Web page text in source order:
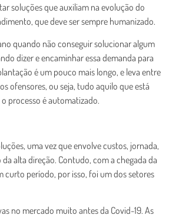
soluções que auxiliam na evolução do
que deve ser sempre humanizado.
quando não conseguir solucionar algum
dizer e encaminhar essa demanda para
é um pouco mais longo, e leva entre
ofensores, ou seja, tudo aquilo que está
processo é automatizado.
uma vez que envolve custos, jornada,
alta direção. Contudo, com a chegada da
curto período, por isso, foi um dos setores
no mercado muito antes da Covid-19. As